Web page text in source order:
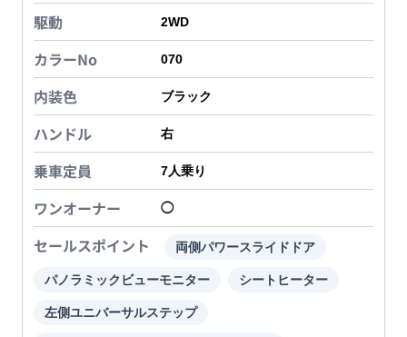
駆動 2WD
カラーNo 070
内装色 ブラック
ハンドル 右
乗車定員 7人乗り
ワンオーナー ◯
セールスポイント 両側パワースライドドア
パノラミックビューモニター シートヒーター
左側ユニバーサルステップ